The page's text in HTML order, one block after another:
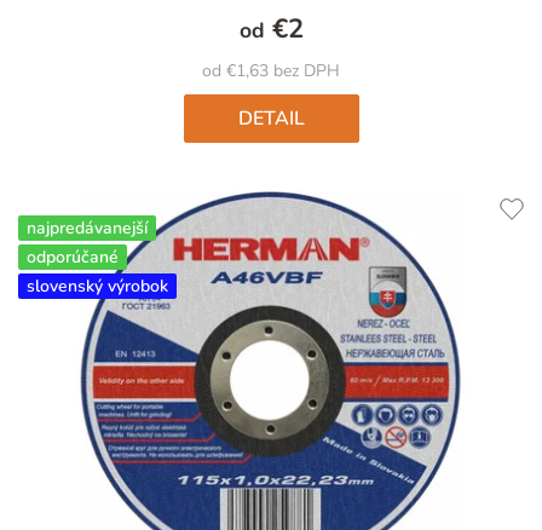
od €1,63 bez DPH
od €2
DETAIL
najpredávanejší
odporúčané
slovenský výrobok